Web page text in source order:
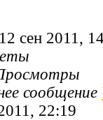
сен 2011,
сообщение
22:19